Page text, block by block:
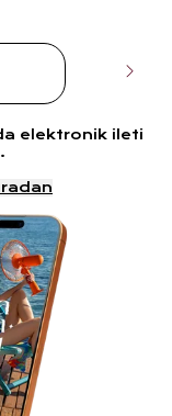
elektronik ileti